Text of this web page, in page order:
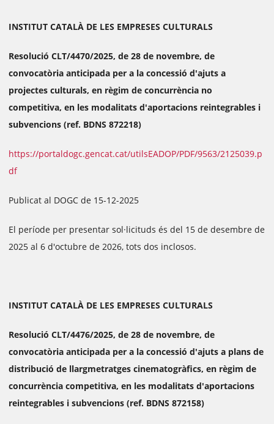
INSTITUT CATALÀ DE LES EMPRESES CULTURALS
Resolució CLT/4470/2025, de 28 de novembre, de
convocatòria anticipada per a la concessió d'ajuts a
projectes culturals, en règim de concurrència no
competitiva, en les modalitats d'aportacions reintegrables i
subvencions (ref. BDNS 872218)
https://portaldogc.gencat.cat/utilsEADOP/PDF/9563/2125039.p
df
Publicat al DOGC de 15-12-2025
El període per presentar sol·licituds és del 15 de desembre de
2025 al 6 d'octubre de 2026, tots dos inclosos.
INSTITUT CATALÀ DE LES EMPRESES CULTURALS
Resolució CLT/4476/2025, de 28 de novembre, de
convocatòria anticipada per a la concessió d'ajuts a plans de
distribució de llargmetratges cinematogràfics, en règim de
concurrència competitiva, en les modalitats d'aportacions
reintegrables i subvencions (ref. BDNS 872158)